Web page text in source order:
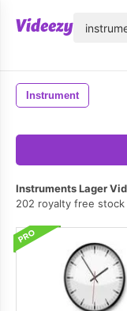
Instrument
Instruments Lager
202 royalty free